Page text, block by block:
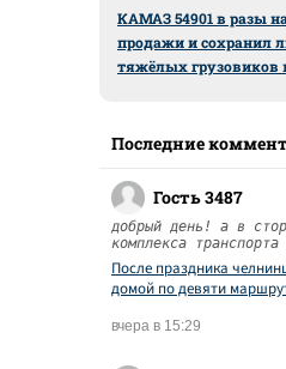
КАМАЗ 54901 в разы
продажи и сохранил
тяжёлых грузовиков
Последние
Гость 3487
добрый день! а в
комплекса
После праздника
домой по девяти
вчера в 15:29